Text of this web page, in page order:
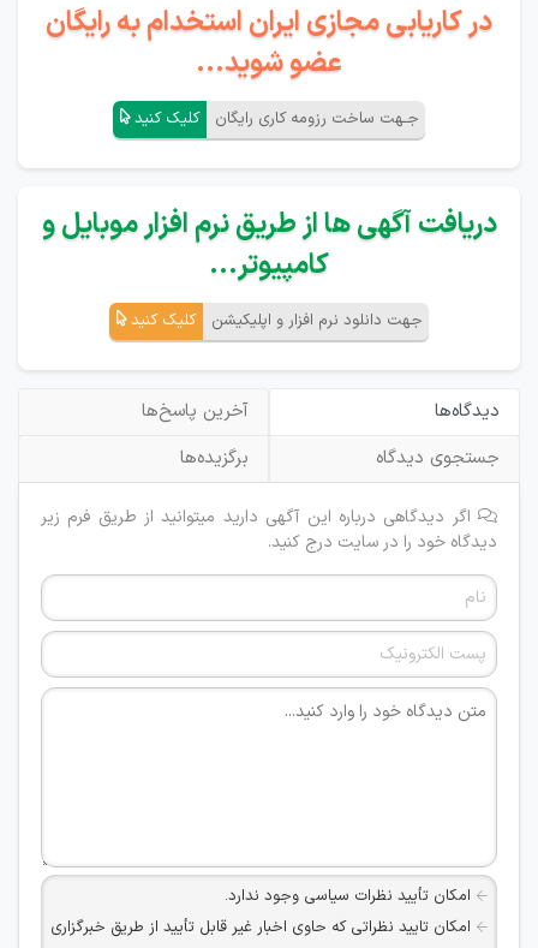
در کاریابی مجازی ایران استخدام به رایگان
عضو شوید...
جـهت ساخت رزومه کاری رایگان کلیک کنید
دریافت آگهی ها از طریق نرم افزار موبایل و
کامپیوتر...
جهت دانلود نرم افزار و اپلیکیشن کلیک کنید
دیدگاه‌ها
آخرین پاسخ‌ها
جستجوی دیدگاه
برگزیده‌ها
اگر دیدگاهی درباره این آگهی دارید میتوانید از طریق فرم زیر
دیدگاه خود را در سایت درج کنید.
امکان تأیید نظرات سیاسی وجود ندارد.
امکان تایید نظراتی که حاوی اخبار غیر قابل تأیید از طریق خبرگزاری